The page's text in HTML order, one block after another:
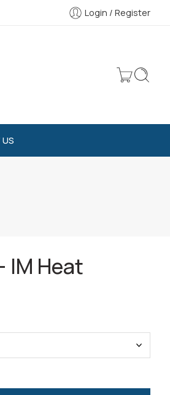
Login / Register
IM Heat